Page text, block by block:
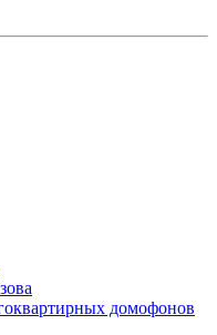
домофонов